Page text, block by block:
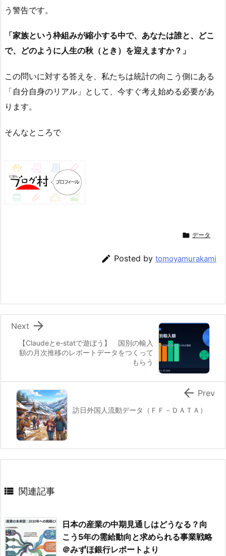
う警告です。
「家族という枠組みが縮小する中で、あなたは誰と、どこ
で、どのように人生の秋（とき）を迎えますか？」
この問いに対する答えを、私たちは統計の向こう側にある
「自分自身のリアル」として、今すぐ考え始める必要があ
ります。
そんなところで
 データ
 Posted by tomoyamurakami
【Claudeとe-statで遊ぼう】 国別の輸入
額の月次推移のレポートデータをつくって
もらう

Next
訪日外国人流動データ（ＦＦ－ＤＡＴＡ）
 Prev
 関連記事
日本の産業の中期見通しはどうなる？向
こう5年の需給動向と求められる事業戦略
＠みずほ銀行レポートより